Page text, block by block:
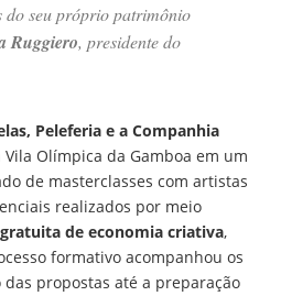
seu próprio patrimônio
Ruggiero, presidente do
Peleferia e a Companhia
Olímpica da Gamboa em um
de masterclasses com artistas
realizados por meio
de economia criativa,
formativo acompanhou os
propostas até a preparação